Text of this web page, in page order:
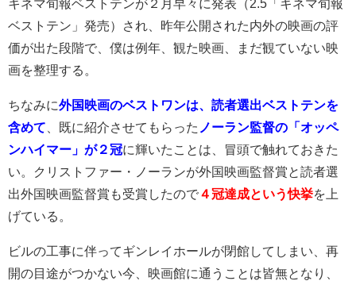
キネマ旬報ベストテンが２月早々に発表（2.5「キネマ旬報
ベストテン」発売）され、昨年公開された内外の映画の評
価が出た段階で、僕は例年、観た映画、まだ観ていない映
画を整理する。
ちなみに外国映画のベストワンは、読者選出ベストテンを
含めて 、既に紹介させてもらった ノーラン監督の「オッペ
ンハイマー」が２冠に輝いたことは、冒頭で触れておきた
い。クリストファー・ノーランが外国映画監督賞と読者選
出外国映画監督賞も受賞したので４冠達成という快挙を上
げている。
ビルの工事に伴ってギンレイホールが閉館してしまい、再
開の目途がつかない今、映画館に通うことは皆無となり、